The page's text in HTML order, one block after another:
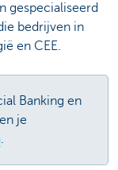
gespecialiseerd
bedrijven in
en CEE.
Banking en
je
.